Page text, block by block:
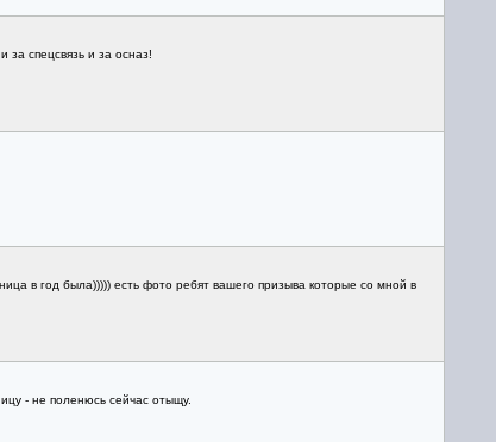
за спецсвязь и за осназ!
в год была))))) есть фото ребят вашего призыва которые со мной в
- не поленюсь сейчас отыщу.